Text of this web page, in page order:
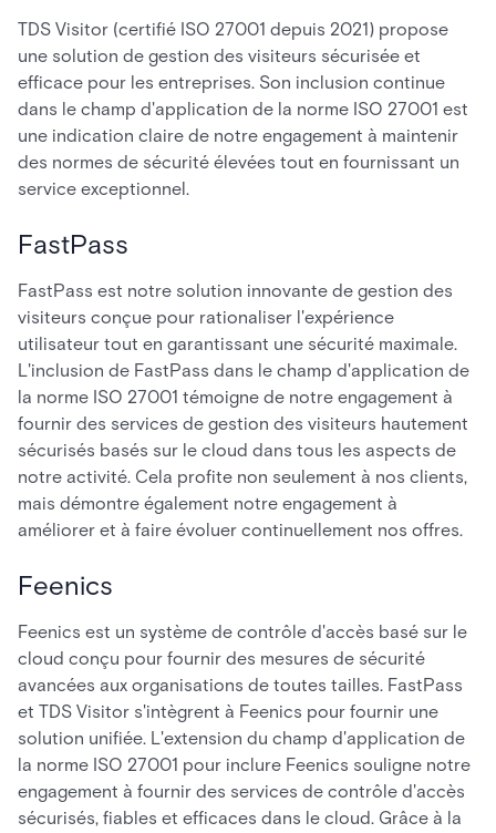
TDS Visitor (certifié ISO 27001 depuis 2021) propose
une solution de gestion des visiteurs sécurisée et
efficace pour les entreprises. Son inclusion continue
dans le champ d'application de la norme ISO 27001 est
une indication claire de notre engagement à maintenir
des normes de sécurité élevées tout en fournissant un
service exceptionnel.
FastPass
FastPass est notre solution innovante de gestion des
visiteurs conçue pour rationaliser l'expérience
utilisateur tout en garantissant une sécurité maximale.
L'inclusion de FastPass dans le champ d'application de
la norme ISO 27001 témoigne de notre engagement à
fournir des services de gestion des visiteurs hautement
sécurisés basés sur le cloud dans tous les aspects de
notre activité. Cela profite non seulement à nos clients,
mais démontre également notre engagement à
améliorer et à faire évoluer continuellement nos offres.
Feenics
Feenics est un système de contrôle d'accès basé sur le
cloud conçu pour fournir des mesures de sécurité
avancées aux organisations de toutes tailles. FastPass
et TDS Visitor s'intègrent à Feenics pour fournir une
solution unifiée. L'extension du champ d'application de
la norme ISO 27001 pour inclure Feenics souligne notre
engagement à fournir des services de contrôle d'accès
sécurisés, fiables et efficaces dans le cloud. Grâce à la